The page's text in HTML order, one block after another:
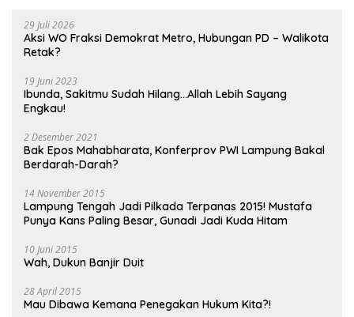
29 Juli 2026
Aksi WO Fraksi Demokrat Metro, Hubungan PD – Walikota
Retak?
19 Juni 2023
Ibunda, Sakitmu Sudah Hilang…Allah Lebih Sayang
Engkau!
2 Desember 2021
Bak Epos Mahabharata, Konferprov PWI Lampung Bakal
Berdarah-Darah?
14 November 2015
Lampung Tengah Jadi Pilkada Terpanas 2015! Mustafa
Punya Kans Paling Besar, Gunadi Jadi Kuda Hitam
10 Juni 2015
Wah, Dukun Banjir Duit
28 April 2015
Mau Dibawa Kemana Penegakan Hukum Kita?!